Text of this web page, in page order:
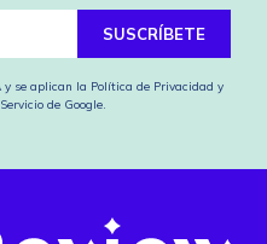
SUSCRÍBETE
y se aplican la Política de Privacidad y
de Google.